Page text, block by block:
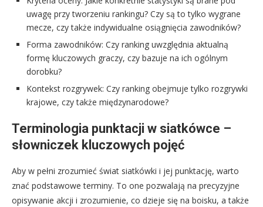
uwagę przy tworzeniu rankingu? Czy są to tylko wygrane
mecze, czy także indywidualne osiągnięcia zawodników?
Forma zawodników: Czy ranking uwzględnia aktualną
formę kluczowych graczy, czy bazuje na ich ogólnym
dorobku?
Kontekst rozgrywek: Czy ranking obejmuje tylko rozgrywki
krajowe, czy także międzynarodowe?
Terminologia punktacji w siatkówce –
słowniczek kluczowych pojęć
Aby w pełni zrozumieć świat siatkówki i jej punktację, warto
znać podstawowe terminy. To one pozwalają na precyzyjne
opisywanie akcji i zrozumienie, co dzieje się na boisku, a także